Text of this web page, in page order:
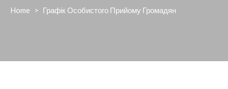
Home > Графік Особистого Прийому Громадян